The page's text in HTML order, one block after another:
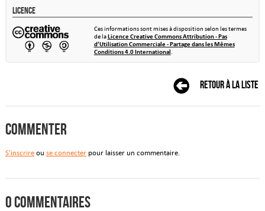
Licence
Ces informations sont mises à disposition selon les termes
de laLicence Creative Commons Attribution - Pas
d’Utilisation Commerciale - Partage dans les Mêmes
Conditions 4.0 International.
Retour à la liste
Commenter
S'inscrireou se connecterpour laisser un commentaire.
0 commentaires